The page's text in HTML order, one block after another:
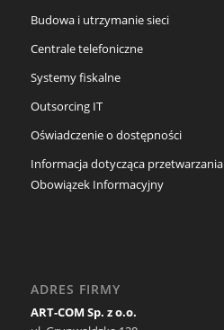
Budowa i utrzymanie sieci
Centrale telefoniczne
Systemy fiskalne
Outsorcing IT
Oświadczenie o dostępności
Informacja dotycząca
Obowiązek Informacyjny
ADRES FIRMY
ART-COM Sp. z o.o.